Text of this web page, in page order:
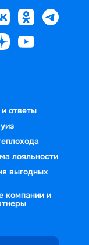
ответы
лояльности
выгодных
компании и